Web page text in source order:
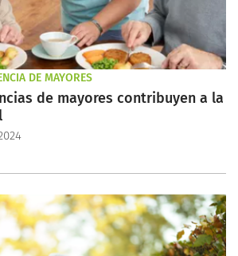
DE MAYORES
de mayores contribuyen a la